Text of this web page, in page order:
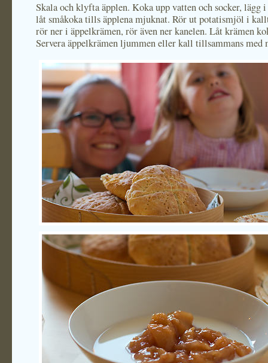
Skala och klyfta äpplen. Koka upp vatten och socker, lägg
låt småkoka tills äpplena mjuknat. Rör ut potatismjöl i
rör ner i äppelkrämen, rör även ner kanelen. Låt krämen
Servera äppelkrämen ljummen eller kall tillsammans med